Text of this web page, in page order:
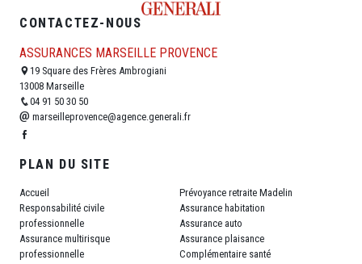
CONTACTEZ-NOUS
ASSURANCES MARSEILLE PROVENCE
19 Square des Frères Ambrogiani
13008 Marseille
04 91 50 30 50
marseilleprovence@agence.generali.fr
PLAN DU SITE
Accueil
Responsabilité civile
professionnelle
Assurance multirisque
professionnelle
Prévoyance retraite Madelin
Assurance habitation
Assurance auto
Assurance plaisance
Complémentaire santé